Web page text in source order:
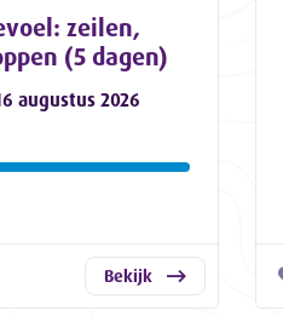
zeilen,
(5 dagen)
augustus 2026
Bekijk